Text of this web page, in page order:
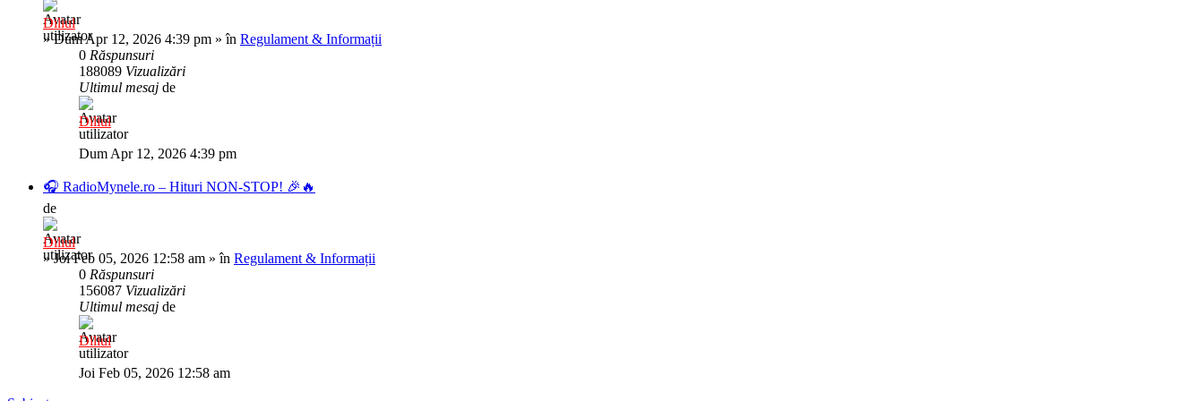
Diliul
»Dum Apr 12, 2026 4:39 pm » în Regulament & Informații
0 Răspunsuri
188089 Vizualizări
Ultimul mesaj de
Diliul
Dum Apr 12, 2026 4:39 pm
🎧 RadioMynele.ro – Hituri NON-STOP! 🎉🔥
de
Diliul
»Joi Feb 05, 2026 12:58 am » în Regulament & Informații
0 Răspunsuri
156087 Vizualizări
Ultimul mesaj de
Diliul
Joi Feb 05, 2026 12:58 am